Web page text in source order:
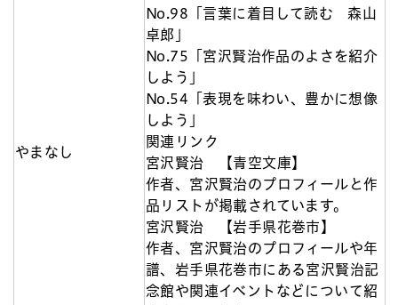
やまなし
No.98「言葉に着目して読む 森山
卓郎」
No.75「宮沢賢治作品のよさを紹介
しよう」
No.54「表現を味わい、豊かに想像
しよう」
関連リンク
宮沢賢治 【青空文庫】
作者、宮沢賢治のプロフィールと作
品リストが掲載されています。
宮沢賢治 【岩手県花巻市】
作者、宮沢賢治のプロフィールや年
譜、岩手県花巻市にある宮沢賢治記
念館や関連イベントなどについて紹